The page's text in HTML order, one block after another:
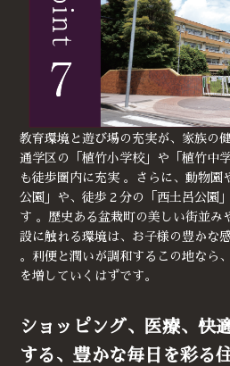
教育環境と遊び場の充実が、家族の
通学区の「植竹小学校」や「植竹中
も徒歩圏内に充実 。さらに、動物園
公園」や、徒歩２分の「西土呂公園
す 。歴史ある盆栽町の美しい街並み
設に触れる環境は、お子様の豊かな
。利便と潤いが調和するこの地なら
を増していくはずです。
ショッピング、医療、快
する、豊かな毎日を彩る